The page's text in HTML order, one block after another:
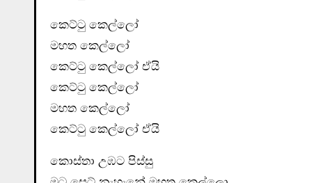
කෙට්ටු කෙල්ලෝ
මහත කෙල්ලෝ
කෙට්ටු කෙල්ලෝ ඒයි
කෙට්ටු කෙල්ලෝ
මහත කෙල්ලෝ
කෙට්ටු කෙල්ලෝ ඒයි
කොස්තා උඹට පිස්සු